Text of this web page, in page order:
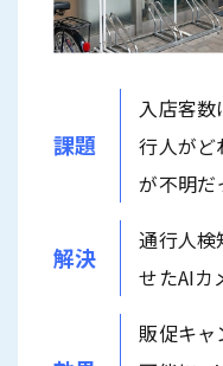
課題
入店客数
行人がど
が不明だ
解決
通行人検
せたAIカ
販促キャ